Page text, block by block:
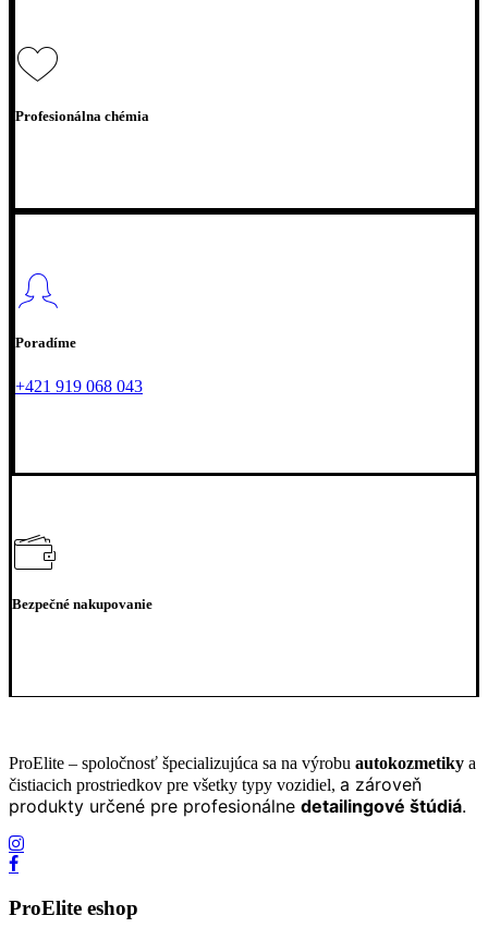
Profesionálna chémia
Poradíme
+421 919 068 043
Bezpečné nakupovanie
ProElite – spoločnosť špecializujúca sa na výrobu autokozmetiky a
čistiacich prostriedkov pre všetky typy vozidiel, a zároveň
produkty určené pre profesionálne detailingové štúdiá.
ProElite eshop